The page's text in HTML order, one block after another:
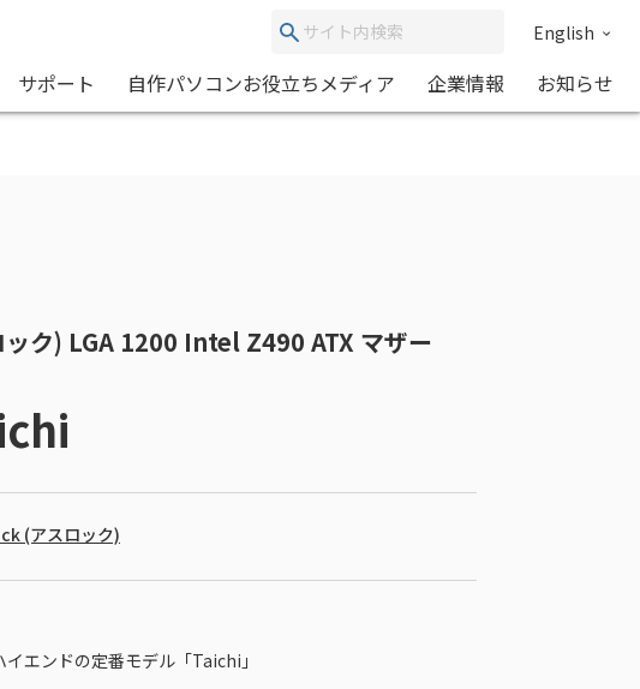
English
サポート 自作パソコンお役立ちメディア 企業情報 お知らせ
ク) LGA 1200 Intel Z490 ATX マザー
(アスロック)
エンドの定番モデル「Taichi」